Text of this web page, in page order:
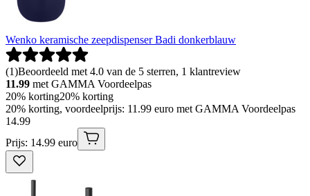
Wenko keramische zeepdispenser Badi donkerblauw
(1)Beoordeeld met 4.0 van de 5 sterren, 1 klantreview
11.99 met GAMMA Voordeelpas
20% korting20% korting
20% korting, voordeelprijs: 11.99 euro met GAMMA Voordeelpas
14.99
Prijs: 14.99 euro